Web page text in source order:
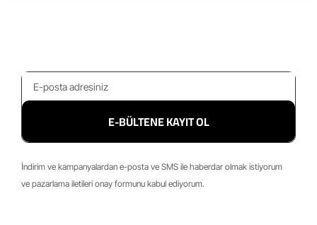
E-BÜLTENE KAYIT OL
İndirim ve kampanyalardan e-posta ve SMS ile haberdar olmak istiyorum
ve pazarlama iletileri onay formunu kabul ediyorum.